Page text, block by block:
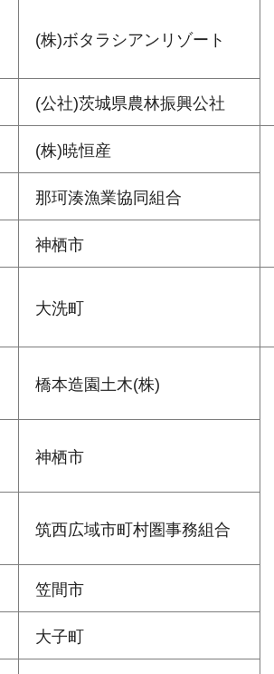
(株)ボタラシアンリゾート
(公社)茨城県農林振興公社
(株)暁恒産
那珂湊漁業協同組合
神栖市
大洗町
橋本造園土木(株)
神栖市
筑西広域市町村圏事務組合
笠間市
大子町